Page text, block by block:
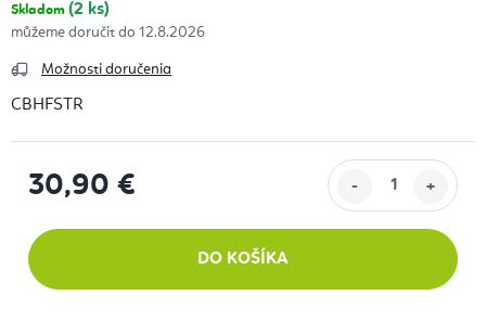
Skladom (2 ks)
12.8.2026
Možnosti doručenia
CBHFSTR
30,90 €
DO KOŠÍKA